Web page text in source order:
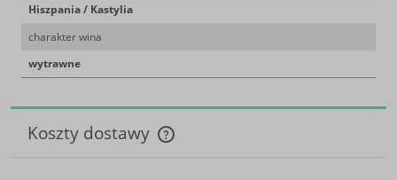
Hiszpania / Kastylia
charakter wina
wytrawne
Koszty dostawy
Cena nie zawiera ewentualnych kosztów płatności